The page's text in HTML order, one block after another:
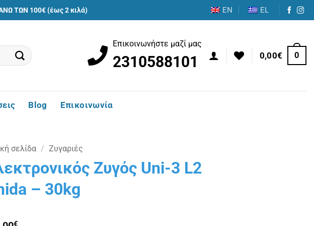
ΤΩΝ 100€ (έως 2 κιλά) EN EL
Επικοινωνήστε μαζί μας
2310588101 0,00€ 0
Blog Επικοινωνία
σελίδα / Ζυγαριές
Ζυγός Uni-3 L2
– 30kg
€